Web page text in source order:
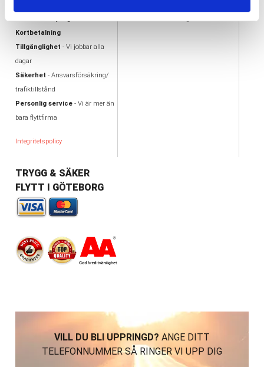
Kortbetalning
Tillgänglighet - Vi jobbar alla
dagar
Säkerhet - Ansvarsförsäkring/
trafiktillstånd
Personlig service- Vi är mer än
bara flyttfirma
Integritetspolicy
TRYGG & SÄKER
FLYTT I GÖTEBORG
VILL DU BLI UPPRINGD? ANGE DITT
TELEFONNUMMER SÅ RINGER VI UPP DIG